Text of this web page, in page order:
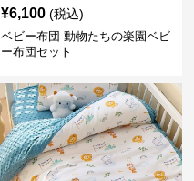
¥6,100 (税込)
ベビー布団 動物たちの楽園ベビ
ー布団セット